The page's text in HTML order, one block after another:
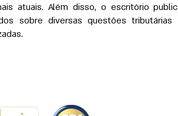
atuais. Além disso, o escritório
sobre diversas questões